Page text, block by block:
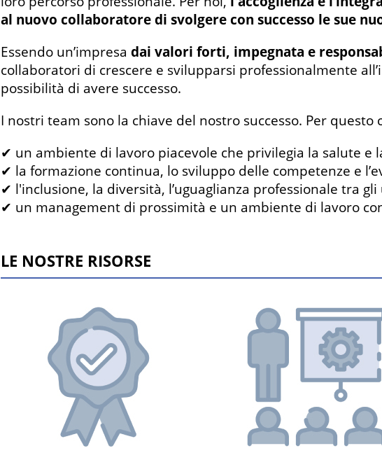
al nuovo collaboratore di svolgere con successo le sue
Essendo un’impresa dai valori forti, impegnata e
collaboratori di crescere e svilupparsi professionalmente
possibilità di avere successo.
I nostri team sono la chiave del nostro successo. Per
✔ un ambiente di lavoro piacevole che privilegia la salute e
✔ la formazione continua, lo sviluppo delle competenze e
✔ l'inclusione, la diversità, l’uguaglianza professionale tra
✔ un management di prossimità e un ambiente di lavoro
LE NOSTRE RISORSE